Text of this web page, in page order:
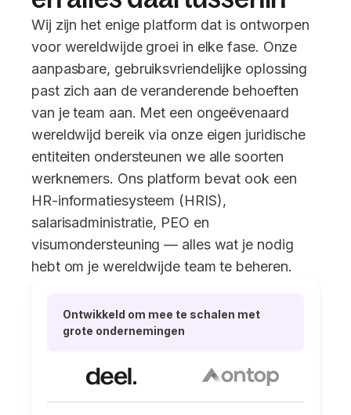
Wij zijn het enige platform dat is ontworpen
voor wereldwijde groei in elke fase. Onze
aanpasbare, gebruiksvriendelijke oplossing
past zich aan de veranderende behoeften
van je team aan. Met een ongeëvenaard
wereldwijd bereik via onze eigen juridische
entiteiten ondersteunen we alle soorten
werknemers. Ons platform bevat ook een
HR-informatiesysteem (HRIS),
salarisadministratie, PEO en
visumondersteuning — alles wat je nodig
hebt om je wereldwijde team te beheren.
Ontwikkeld om mee te schalen met
grote ondernemingen